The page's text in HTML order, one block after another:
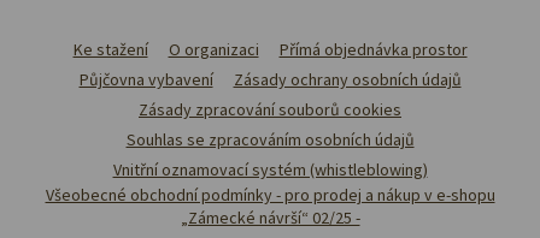
Ke stažení O organizaci
Přímá objednávka prostor
Půjčovna vybavení
Zásady ochrany osobních údajů
Zásady zpracování souborů cookies
Souhlas se zpracováním osobních údajů
Vnitřní oznamovací systém (whistleblowing)
Všeobecné obchodní podmínky - pro prodej a nákup v e-shopu
„Zámecké návrší“ 02/25 -